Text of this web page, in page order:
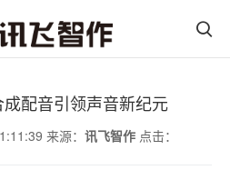
配音引领声音新纪元
来源： 讯飞智作 点击：